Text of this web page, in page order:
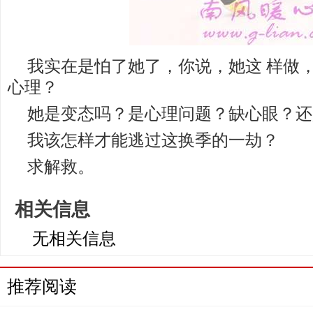
我实在是怕了她了，你说，她这 样做
心理？
她是变态吗？是心理问题？缺心眼？
我该怎样才能逃过这换季的一劫？
求解救。
相关信息
无相关信息
推荐阅读